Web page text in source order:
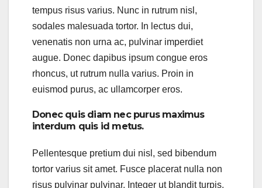
tempus risus varius. Nunc in rutrum nisl,
sodales malesuada tortor. In lectus dui,
venenatis non urna ac, pulvinar imperdiet
augue. Donec dapibus ipsum congue eros
rhoncus, ut rutrum nulla varius. Proin in
euismod purus, ac ullamcorper eros.
Donec quis diam nec purus maximus
interdum quis id metus.
Pellentesque pretium dui nisl, sed bibendum
tortor varius sit amet. Fusce placerat nulla non
risus pulvinar pulvinar. Integer ut blandit turpis.